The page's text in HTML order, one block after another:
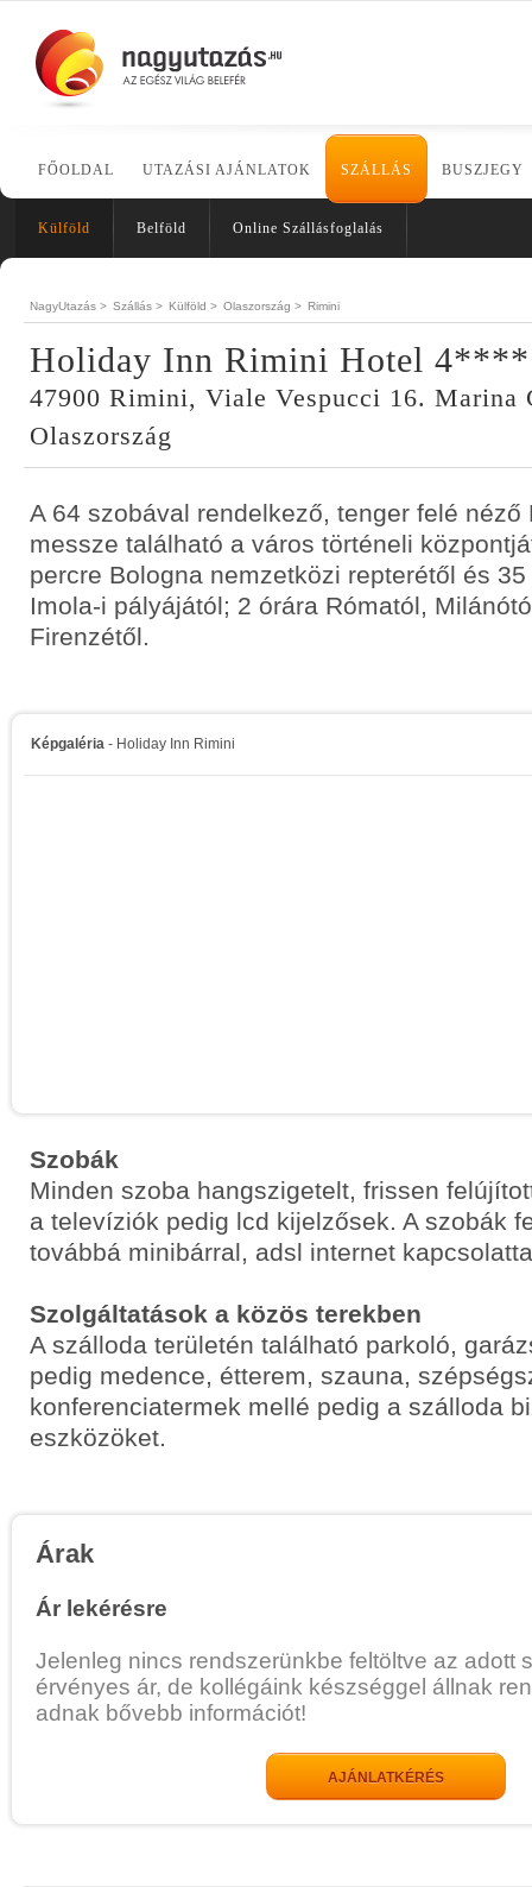
FŐOLDAL UTAZÁSI AJÁNLATOK SZÁLLÁS BUSZJEGY
Külföld Belföld Online Szállásfoglalás
NagyUtazás > Szállás > Külföld > Olaszország > Rimini
Holiday Inn Rimini Hotel 4****
47900 Rimini, Viale Vespucci 16. Marina
Olaszország
A 64 szobával rendelkező, tenger felé néző
messze található a város történeli
percre Bologna nemzetközi repterétől és
Imola-i pályájától; 2 órára Rómatól,
Firenzétől.
Képgaléria - Holiday Inn Rimini
Szobák
Minden szoba hangszigetelt, frissen
a televíziók pedig lcd kijelzősek. A szobák
továbbá minibárral, adsl internet
Szolgáltatások a közös terekben
A szálloda területén található parkoló,
pedig medence, étterem, szauna,
konferenciatermek mellé pedig a szálloda
eszközöket.
Árak
Ár lekérésre
Jelenleg nincs rendszerünkbe feltöltve az adott
érvényes ár, de kollégáink készséggel állnak
adnak bővebb információt!
AJÁNLATKÉRÉS